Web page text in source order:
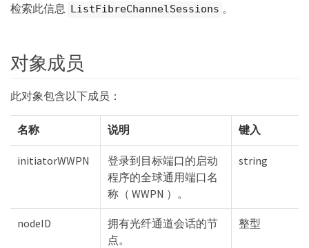
检索此信息 ListFibreChannelSessions 。
对象成员
此对象包含以下成员：
名称 说明 键入
initiatorWWPN
登录到目标端口的启动
程序的全球通用端口名
称（ WWPN ）。
string
nodeID
拥有光纤通道会话的节
点。
整型